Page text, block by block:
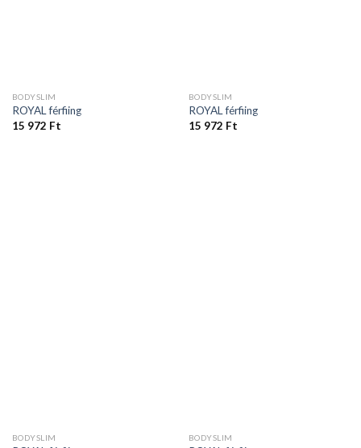
BODYSLIM
ROYAL férfiing
15 972 Ft
BODYSLIM
ROYAL férfiing
15 972 Ft
BODYSLIM BODYSLIM